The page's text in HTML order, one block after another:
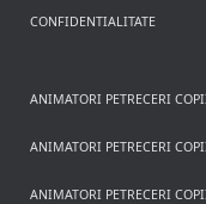
CONFIDENTIALITATE
ANIMATORI PETRECERI
ANIMATORI PETRECERI
ANIMATORI PETRECERI